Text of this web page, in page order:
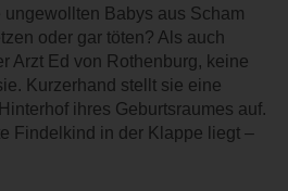
Babys aus Scham
oder gar töten? Als auch
Arzt Ed von Rothenburg, keine
Kurzerhand stellt sie eine
ihres Geburtsraumes auf.
Findelkind in der Klappe liegt –